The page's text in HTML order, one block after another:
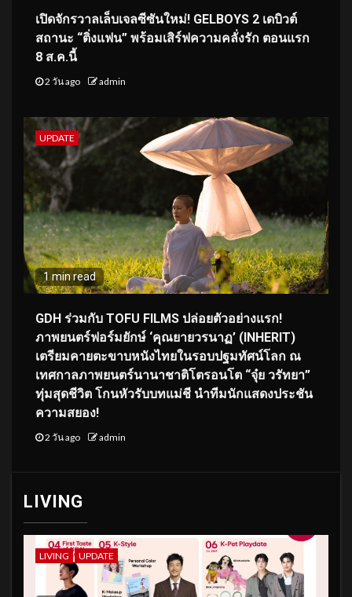
เปิดจักรวาลเล็บเจลซีซันใหม่! GELBOYS 2 เดบิวต์
สถานะ “ติ่งแฟน” พร้อมเสิร์ฟความคลั่งรัก ตอนแรก
8 ส.ค.นี้
2 วัน ago admin
UPDATE
1 min read
GDH ร่วมกับ TOFU FILMS ปล่อยตัวอย่างแรก!
ภาพยนตร์ฟอร์มยักษ์ ‘คุณยายวรนาฏ’ (INHERIT)
เตรียมคายตะขาบหนังไทยในรอบปฐมทัศน์โลก ณ
เทศกาลภาพยนตร์นานาชาติโตรอนโต “จุ๋ย วรัทยา”
ทุ่มสุดชีวิต โกนหัวรับบทแม่ชี นำทีมนักแสดงประชัน
ความสยอง!
2 วัน ago admin
LIVING
LIVING UPDATE